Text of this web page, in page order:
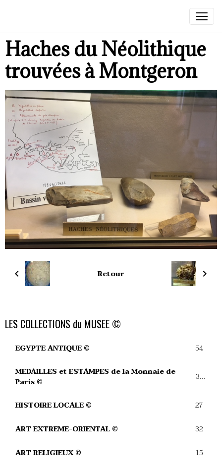
Haches du Néolithique
trouvées à Montgeron
Retour
LES COLLECTIONS du MUSEE ©
EGYPTE ANTIQUE © 54
MEDAILLES et ESTAMPES de la Monnaie de
Paris ©
39
HISTOIRE LOCALE © 27
ART EXTREME-ORIENTAL © 32
ART RELIGIEUX © 15